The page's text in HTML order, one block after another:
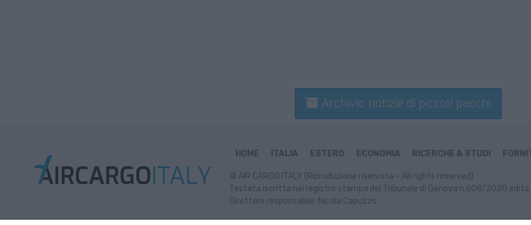
Archivio notizie di piccoli pacchi
HOME ITALIA ESTERO ECONOMIA RICERCHE & STUDI
© AIR CARGO ITALY (Riproduzione riservata – All rights reserved)
Testata iscritta nel registro stampa del Tribunale di Genova n.608/2020 edita
Direttore responsabile: Nicola Capuzzo